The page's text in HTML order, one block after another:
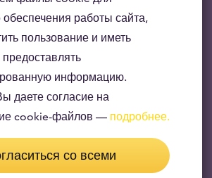
рядом со светящейся
стихий.
законным платежным
Австралийский Дракон
Дракон – это
обеспечения работы сайта,
пользование и иметь
информацию.
даете согласие на
cookie-файлов — подробнее.
со всеми